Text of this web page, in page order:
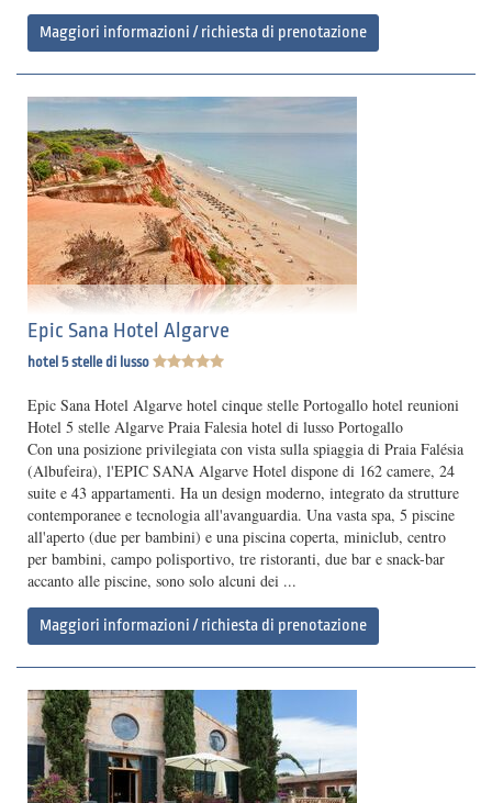
Maggiori informazioni / richiesta di prenotazione
Epic Sana Hotel Algarve
hotel 5 stelle di lusso
Epic Sana Hotel Algarve hotel cinque stelle Portogallo hotel reunioni
Hotel 5 stelle Algarve Praia Falesia hotel di lusso Portogallo
Con una posizione privilegiata con vista sulla spiaggia di Praia Falésia
(Albufeira), l'EPIC SANA Algarve Hotel dispone di 162 camere, 24
suite e 43 appartamenti. Ha un design moderno, integrato da strutture
contemporanee e tecnologia all'avanguardia. Una vasta spa, 5 piscine
all'aperto (due per bambini) e una piscina coperta, miniclub, centro
per bambini, campo polisportivo, tre ristoranti, due bar e snack-bar
accanto alle piscine, sono solo alcuni dei ...
Maggiori informazioni / richiesta di prenotazione